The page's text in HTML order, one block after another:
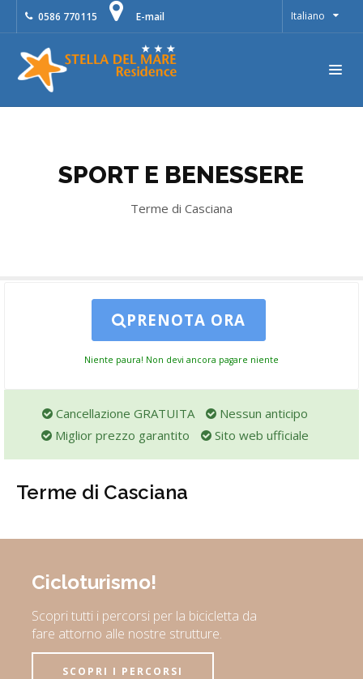
Italiano
0586 770115 E-mail
SPORT E BENESSERE
Terme di Casciana
PRENOTA ORA
Niente paura! Non devi ancora pagare niente
Cancellazione GRATUITA
Nessun anticipo
Miglior prezzo garantito
Sito web ufficiale
Terme di Casciana
Cicloturismo!
Scopri tutti i percorsi per la bicicletta da
fare attorno alle nostre strutture.
SCOPRI I PERCORSI